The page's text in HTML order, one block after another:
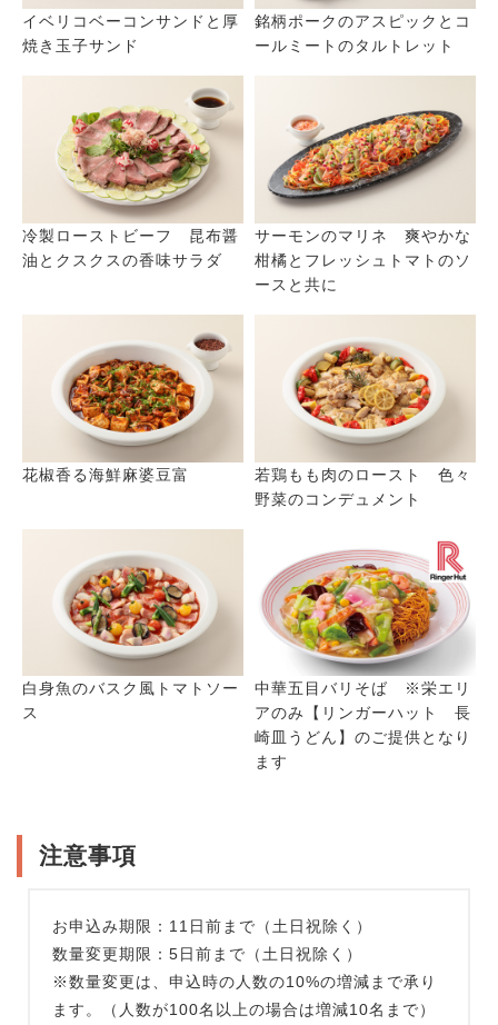
イベリコベーコンサンドと厚
焼き玉子サンド
銘柄ポークのアスピックとコ
ールミートのタルトレット
冷製ローストビーフ 昆布醤
油とクスクスの香味サラダ
サーモンのマリネ 爽やかな
柑橘とフレッシュトマトのソ
ースと共に
花椒香る海鮮麻婆豆富
若鶏もも肉のロースト 色々
野菜のコンデュメント
白身魚のバスク風トマトソー
ス
中華五目バリそば ※栄エリ
アのみ【リンガーハット 長
崎皿うどん】のご提供となり
ます
注意事項
お申込み期限：11日前まで（土日祝除く）
数量変更期限：5日前まで（土日祝除く）
※数量変更は、申込時の人数の10%の増減まで承り
ます。（人数が100名以上の場合は増減10名まで）